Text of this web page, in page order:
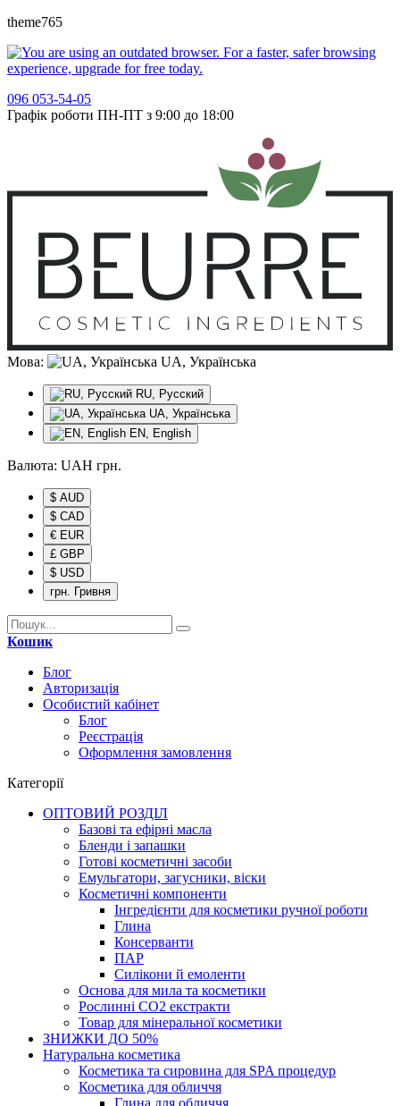
theme765
096 053-54-05
Графік роботи ПН-ПТ з 9:00 до 18:00
Мова: UA, Українська
RU, Русский
UA, Українська
EN, English
Валюта: UAH грн.
$ AUD
$ CAD
€ EUR
£ GBP
$ USD
грн. Гривня
Кошик
Блог
Авторизація
Особистий кабінет
Блог
Реєстрація
Оформлення замовлення
Категорії
ОПТОВИЙ РОЗДІЛ
Базові та ефірні масла
Бленди і запашки
Готові косметичні засоби
Емульгатори, загусники, віски
Косметичні компоненти
Інгредієнти для косметики ручної роботи
Глина
Консерванти
ПАР
Силікони й емоленти
Основа для мила та косметики
Рослинні СО2 екстракти
Товар для мінеральної косметики
ЗНИЖКИ ДО 50%
Натуральна косметика
Косметика та сировина для SPA процедур
Косметика для обличчя
Глина для обличчя